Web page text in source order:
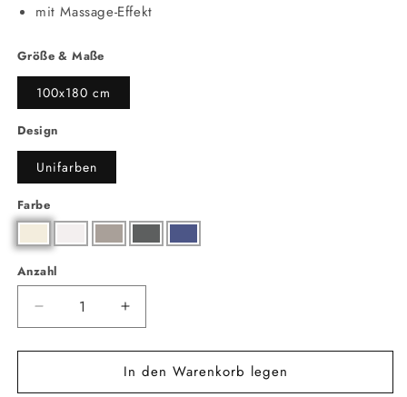
mit Massage-Effekt
Größe & Maße
100x180 cm
Design
Unifarben
Farbe
Anzahl
Anzahl
Verringere
die
Menge
Bio
Erhöhe
die
Menge
für
Bio
In den Warenkorb legen